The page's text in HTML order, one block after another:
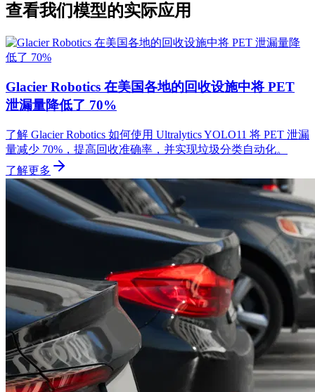
查看我们模型的实际应用
Glacier Robotics 在美国各地的回收设施中将 PET
泄漏量降低了 70%
了解 Glacier Robotics 如何使用 Ultralytics YOLO11 将 PET 泄漏
量减少 70%，提高回收准确率，并实现垃圾分类自动化。
了解更多